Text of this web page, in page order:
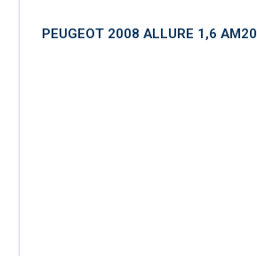
PEUGEOT 2008 ALLURE 1,6 AM20